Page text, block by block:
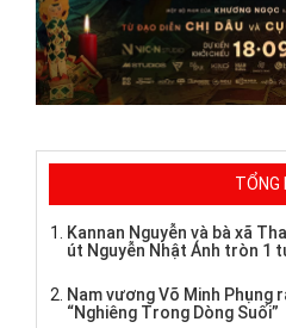
TỔNG
Kannan Nguyễn và bà xã
út Nguyễn Nhật Ánh tròn 1
Nam vương Võ Minh
“Nghiêng Trong Dòng Suối”